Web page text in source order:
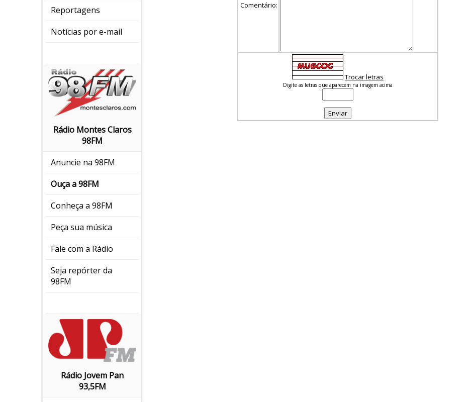
Reportagens
Notícias por e-mail
Rádio Montes Claros
98FM
Anuncie na 98FM
Ouça a 98FM
Conheça a 98FM
Peça sua música
Fale com a Rádio
Seja repórter da
98FM
Rádio Jovem Pan
93,5FM
Comentário:
Trocar letras
Digite as letras que aparecem na imagem acima